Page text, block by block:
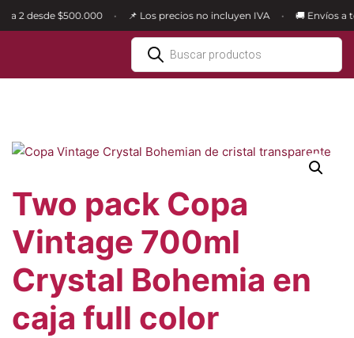
contenido
2 desde $500.000 📌 Los precios no incluyen IVA 🚚 Envíos a
Two pack Copa
Vintage 700ml
Crystal Bohemia en
caja full color